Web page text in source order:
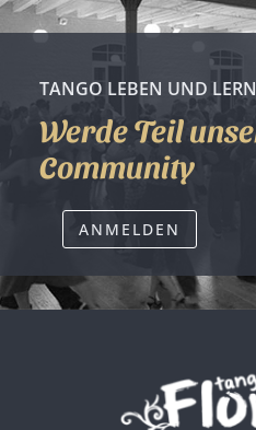
TANGO LEBEN UND
Werde Teil
Community
ANMELDEN